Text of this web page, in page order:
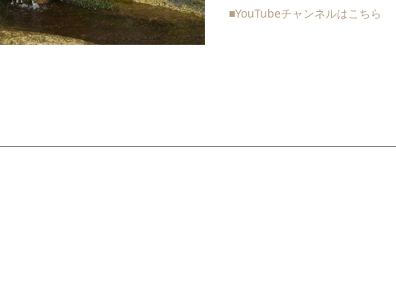
■YouTubeチャンネルはこちら